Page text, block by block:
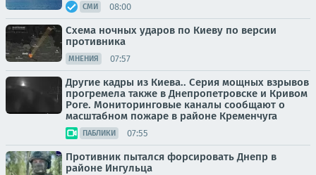
СМИ 08:00
Схема ночных ударов по Киеву по версии
противника
МНЕНИЯ 07:57
Другие кадры из Киева.. Серия мощных взрывов
прогремела также в Днепропетровске и Кривом
Роге. Мониторинговые каналы сообщают о
масштабном пожаре в районе Кременчуга
ПАБЛИКИ 07:55
Противник пытался форсировать Днепр в
районе Ингульца